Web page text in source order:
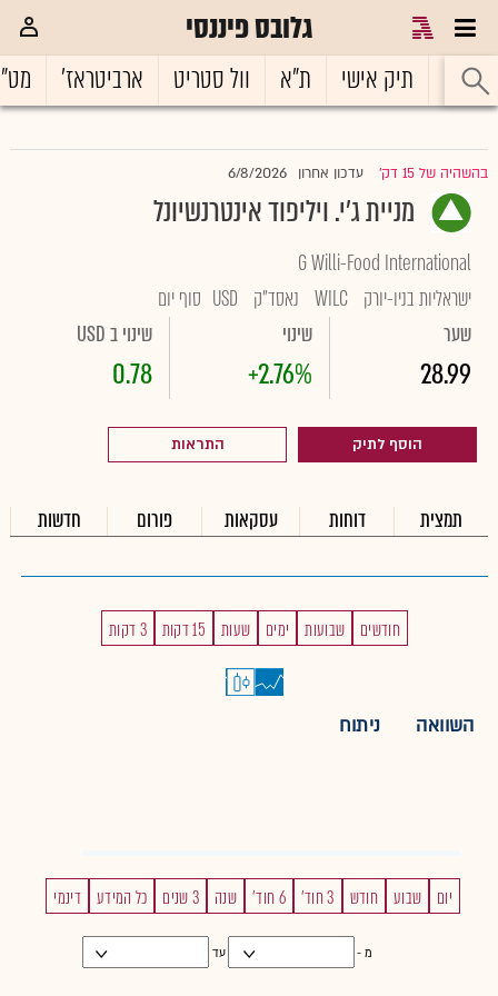
גלובס פיננסי
ראשי תיק אישי ת"א וול סטריט ארביטראז'
בהשהיה של 15 דק' עדכון אחרון 6/8/2026
מניית ג'י. ויליפוד אינטרנשיונל
G Willi-Food International
ישראליות בניו-יורק WILC נאסד"ק USD סוף יום
שער
28.99
שינוי
+2.76%
שינוי ב USD
0.78
הוסף לתיק התראות
תמצית דוחות עסקאות פורום חדשות
חודשים שבועות ימים שעות 15 דקות 3 דקות
השוואה ניתוח
יום שבוע חודש 3 חוד' 6 חוד' שנה 3 שנים כל המידע דינמי
מ - עד